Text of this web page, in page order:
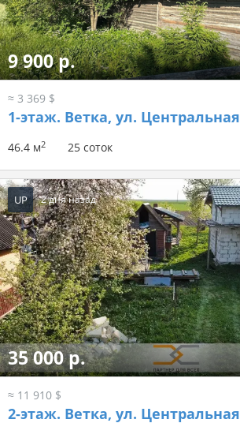
9 900 р.
≈ 3 369 $
1-этаж. Ветка, ул. Центральная
46.4 м2 25 соток
UP 2 дня назад
35 000 р.
≈ 11 910 $
2-этаж. Ветка, ул. Центральная